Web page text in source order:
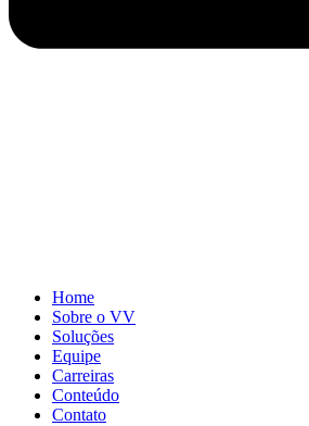
Home
Sobre o VV
Soluções
Equipe
Carreiras
Conteúdo
Contato